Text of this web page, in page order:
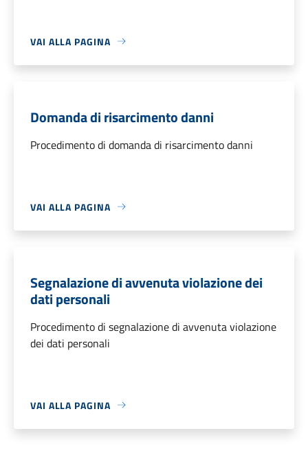
VAI ALLA PAGINA
Domanda di risarcimento danni
Procedimento di domanda di risarcimento danni
VAI ALLA PAGINA
Segnalazione di avvenuta violazione dei
dati personali
Procedimento di segnalazione di avvenuta violazione
dei dati personali
VAI ALLA PAGINA